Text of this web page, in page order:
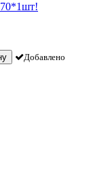
Добавлено